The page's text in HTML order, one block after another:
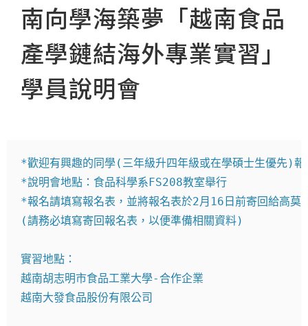
南向學海築夢「越南食品
產學鏈結海外專業實習」
學員說明會
*歡迎有興趣的同學(三年級升四年級或在學碩士生優先
*說明會地點：食品科學系FS208教室舉行
*報名請填寫報名表，並將報名表於2月16日前寄回給
(請務必填寫寄回報名表，以便準備相關資料)
實習地點：
越南胡志明市食品工業大學-合作企業
越南大發食品股份有限公司